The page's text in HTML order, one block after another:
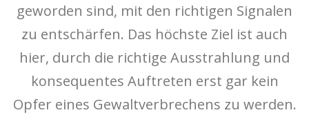
geworden sind, mit den richtigen Signalen
zu entschärfen. Das höchste Ziel ist auch
hier, durch die richtige Ausstrahlung und
konsequentes Auftreten erst gar kein
Opfer eines Gewaltverbrechens zu werden.